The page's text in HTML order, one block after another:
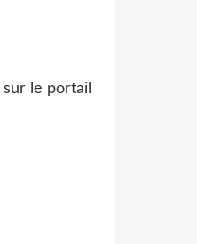
sur le portail